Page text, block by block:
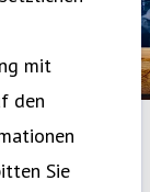
mit
den
Sie
zur Homburger